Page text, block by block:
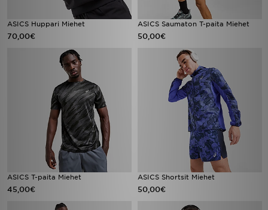
ASICS Huppari Miehet
70,00€
ASICS Saumaton T-paita Miehet
50,00€
ASICS T-paita Miehet
45,00€
ASICS Shortsit Miehet
50,00€